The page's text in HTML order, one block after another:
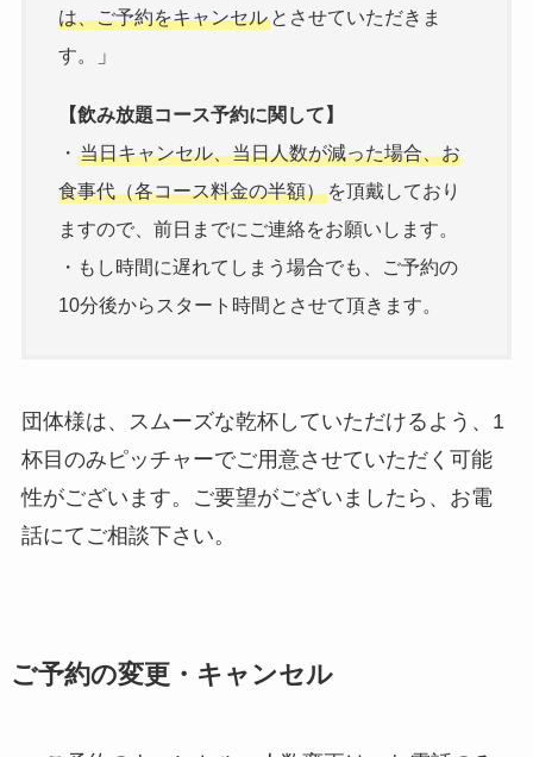
は、ご予約をキャンセルとさせていただきま
す。
」
【飲み放題コース予約に関して】
・ 当日キャンセル、当日人数が減った場合、お
食事代（各コース料金の半額）を頂戴しており
ますので、前日までにご連絡をお願いします。
・もし時間に遅れてしまう場合でも、ご予約の
10分後からスタート時間とさせて頂きます。
団体様は、スムーズな乾杯していただけるよう、1
杯目のみピッチャーでご用意させていただく可能
性がございます。ご要望がございましたら、お電
話にてご相談下さい。
ご予約の変更・キャンセル